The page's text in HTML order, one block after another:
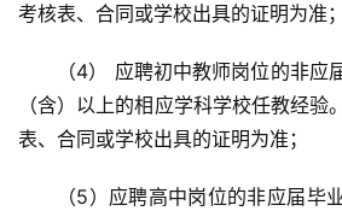
考核表、合同或学校出具的证明为准；
（4） 应聘初中教师岗位的非应
（含）以上的相应学科学校任教经验
表、合同或学校出具的证明为准；
（5）应聘高中岗位的非应届毕